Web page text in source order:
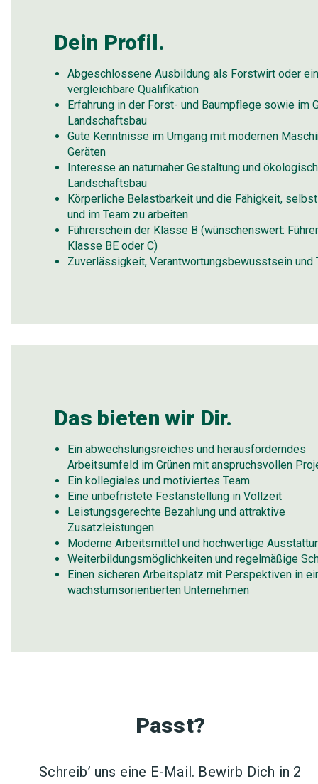
Dein Profil.
Abgeschlossene Ausbildung als Forstwirt oder
vergleichbare Qualifikation
Erfahrung in der Forst- und Baumpflege sowie im
Landschaftsbau
Gute Kenntnisse im Umgang mit modernen
Geräten
Interesse an naturnaher Gestaltung und
Landschaftsbau
Körperliche Belastbarkeit und die Fähigkeit,
und im Team zu arbeiten
Führerschein der Klasse B (wünschenswert:
Klasse BE oder C)
Zuverlässigkeit, Verantwortungsbewusstsein und
Das bieten wir Dir.
Ein abwechslungsreiches und herausforderndes
Arbeitsumfeld im Grünen mit anspruchsvollen
Ein kollegiales und motiviertes Team
Eine unbefristete Festanstellung in Vollzeit
Leistungsgerechte Bezahlung und attraktive
Zusatzleistungen
Moderne Arbeitsmittel und hochwertige
Weiterbildungsmöglichkeiten und regelmäßige
Einen sicheren Arbeitsplatz mit Perspektiven in
wachstumsorientierten Unternehmen
Passt?
Schreib’ uns eine E-Mail. Bewirb Dich in 2